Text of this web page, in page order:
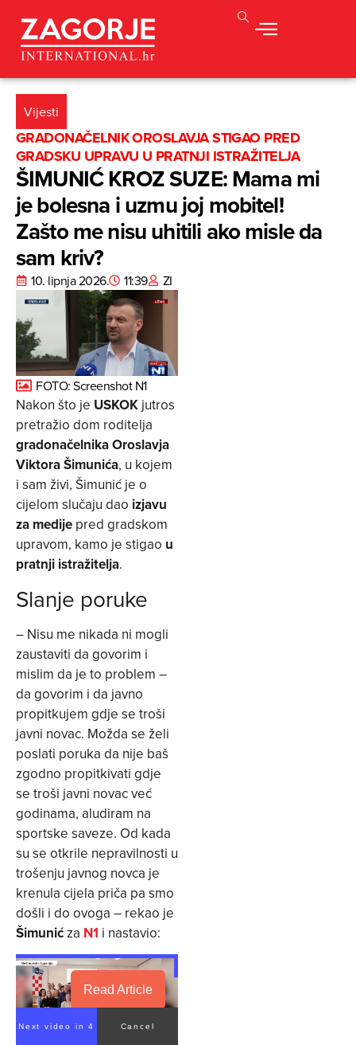
Vijesti
GRADONAČELNIK OROSLAVJA STIGAO PRED
GRADSKU UPRAVU U PRATNJI ISTRAŽITELJA
ŠIMUNIĆ KROZ SUZE: Mama mi
je bolesna i uzmu joj mobitel!
Zašto me nisu uhitili ako misle da
sam kriv?
10. lipnja 2026. 11:39 ZI
FOTO: Screenshot N1
Nakon što je USKOK jutros
pretražio dom roditelja
gradonačelnika Oroslavja
Viktora Šimunića, u kojem
i sam živi, Šimunić je o
cijelom slučaju dao izjavu
za medije pred gradskom
upravom, kamo je stigao u
pratnji istražitelja.
Slanje poruke
– Nisu me nikada ni mogli
zaustaviti da govorim i
mislim da je to problem –
da govorim i da javno
propitkujem gdje se troši
javni novac. Možda se želi
poslati poruka da nije baš
zgodno propitkivati gdje
se troši javni novac već
godinama, aludiram na
sportske saveze. Od kada
su se otkrile nepravilnosti u
trošenju javnog novca je
krenula cijela priča pa smo
došli i do ovoga – rekao je
Šimunićza N1 i nastavio:
Read Article
Next video in 3 Cancel